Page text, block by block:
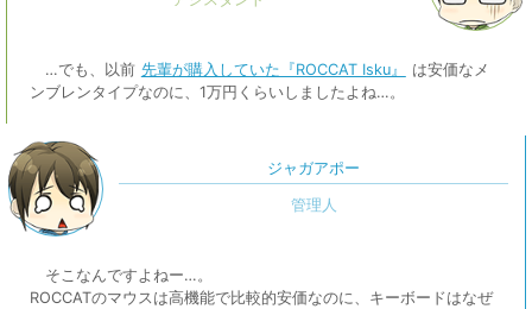
…でも、以前 先輩が購入していた『ROCCAT Isku』
は安価なメ
ンブレンタイプなのに、1万円くらいしましたよね…。
ジャガアポー
そこなんですよねー…。
ROCCATのマウスは高機能で比較的安価なのに、キーボードはなぜ